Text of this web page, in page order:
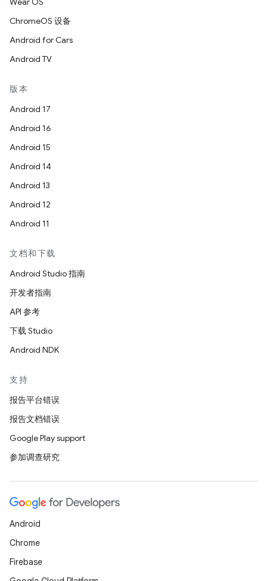
ChromeOS 设备
Android for Cars
Android TV
版本
Android 17
Android 16
Android 15
Android 14
Android 13
Android 12
Android 11
文档和下载
Android Studio 指南
开发者指南
API 参考
下载 Studio
Android NDK
支持
报告平台错误
报告文档错误
Google Play support
参加调查研究
Android
Chrome
Firebase